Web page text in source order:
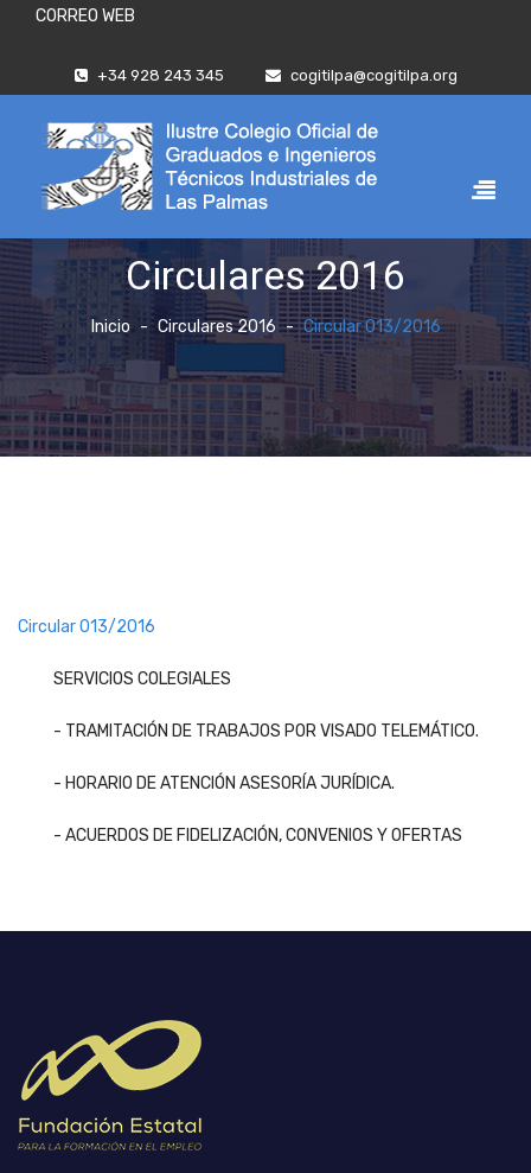
CORREO WEB
+34 928 243 345 cogitilpa@cogitilpa.org
Circulares 2016
Inicio Circulares 2016 Circular 013/2016
Circular 013/2016
SERVICIOS COLEGIALES
- TRAMITACIÓN DE TRABAJOS POR VISADO TELEMÁTICO.
- HORARIO DE ATENCIÓN ASESORÍA JURÍDICA.
- ACUERDOS DE FIDELIZACIÓN, CONVENIOS Y OFERTAS